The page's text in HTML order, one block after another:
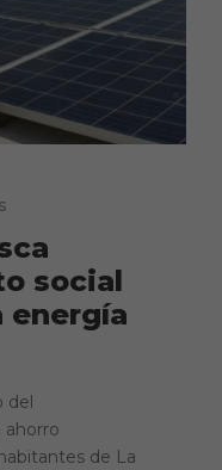
social
energía
del
de La